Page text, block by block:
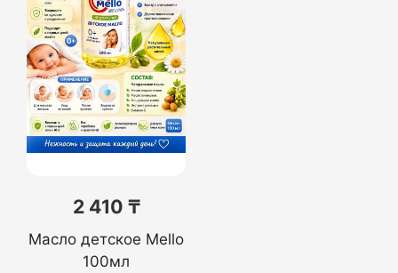
2 410 ₸
Масло детское Mello
100мл